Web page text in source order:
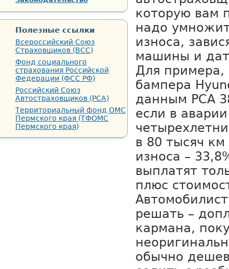
которую вам
надо
износа,
машины и
Для примера,
бампера
данным РСА
если в
в 80 тысяч
износа –
выплатят
плюс
решать –
кармана,
обычно
Полезные ссылки
Всероссийский Союз
Страховщиков (ВСС)
Фонд социального
страхования Российской
Федерации (ФСС РФ)
Российский Союз
Автостраховщиков (РСА)
Территориальный фонд ОМС
Пермского края (ТФОМС
Пермского края)